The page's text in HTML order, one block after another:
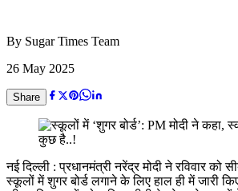
By Sugar Times Team
26 May 2025
Share
नई दिल्ली : प्रधानमंत्री नरेंद्र मोदी ने रविवार को
स्कूलों में शुगर बोर्ड लगाने के लिए हाल ही में जारी